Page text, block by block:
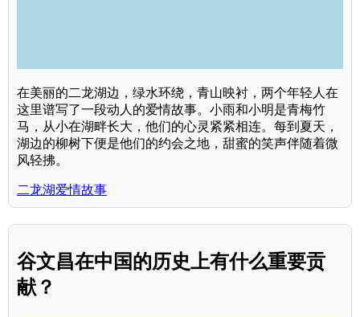
在美丽的二龙湖边，绿水环绕，青山映衬，两个年轻人在
这里谱写了一段动人的爱情故事。小雨和小明是青梅竹
马，从小在湖畔长大，他们的心灵紧紧相连。每到夏天，
湖边的柳树下便是他们的约会之地，甜蜜的笑声伴随着微
风轻拂。
二龙湖爱情故事
谷文昌在中国的历史上有什么重要贡
献？